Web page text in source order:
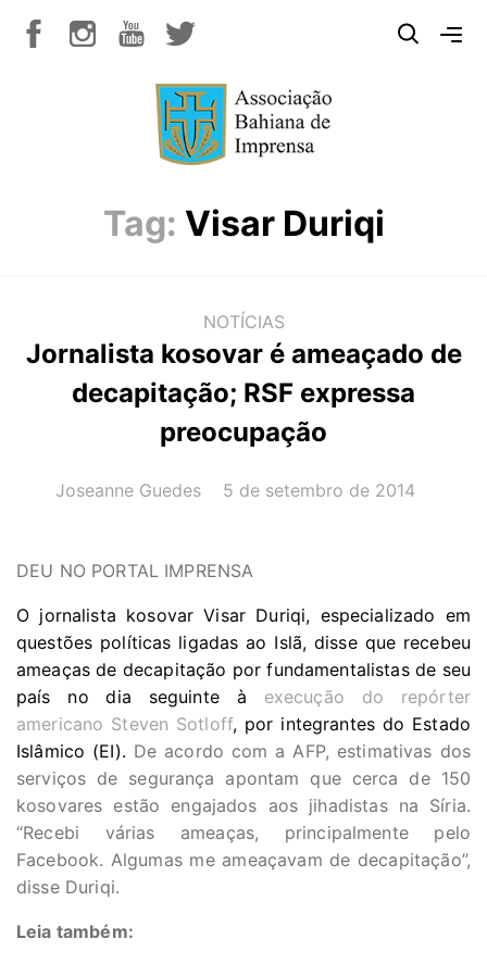
Tag: Visar Duriqi
NOTÍCIAS
Jornalista kosovar é ameaçado de
decapitação; RSF expressa
preocupação
AUTOR(A):
Joseanne Guedes DATA:
5 de setembro de 2014
DEU NO PORTAL IMPRENSA
O jornalista kosovar Visar Duriqi, especializado em
questões políticas ligadas ao Islã, disse que recebeu
ameaças de decapitação por fundamentalistas de seu
país no dia seguinte à execução do repórter
americano Steven Sotloff, por integrantes do Estado
Islâmico (EI). De acordo com a AFP, estimativas dos
serviços de segurança apontam que cerca de 150
kosovares estão engajados aos jihadistas na Síria.
“Recebi várias ameaças, principalmente pelo
Facebook. Algumas me ameaçavam de decapitação”,
disse Duriqi.
Leia também: